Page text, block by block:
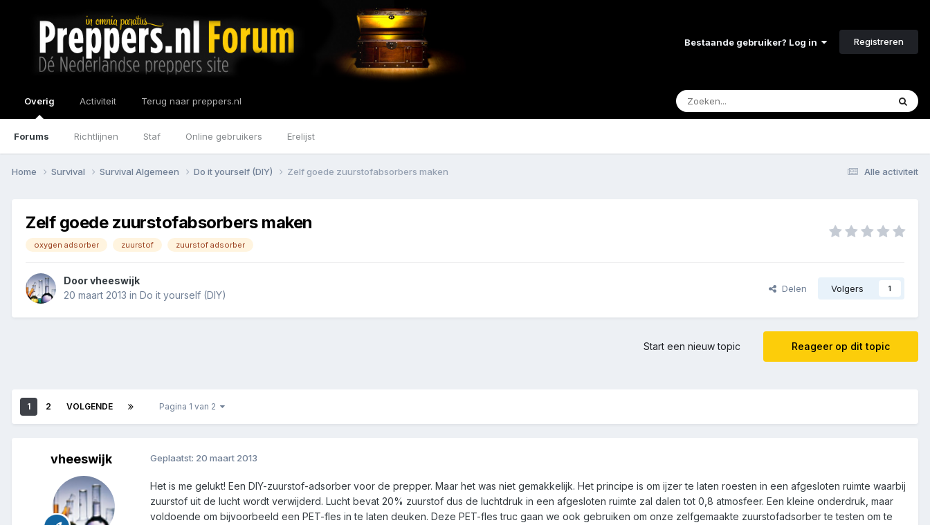
Bestaande gebruiker? Log in Registreren
Overig
Forums Richtlijnen Staf Online gebruikers Erelijst
Activiteit Terug naar preppers.nl
Alle activiteit
Home Survival Survival Algemeen Do it yourself (DIY) Zelf goede zuurstofabsorbers maken
Zelf goede zuurstofabsorbers maken
oxygen adsorber zuurstof zuurstof adsorber
Doorvheeswijk
20 maart 2013 in Do it yourself (DIY)
Delen Volgers 1
Reageer op dit topic
Start een nieuw topic
1 2 VOLGENDE Pagina 1 van 2
vheeswijk Geplaatst: 20 maart 2013
Het is me gelukt! Een DIY-zuurstof-adsorber voor de prepper. Maar het was niet gemakkelijk. Het principe is om ijzer te laten roesten in een afgesloten ruimte waarbij
zuurstof uit de lucht wordt verwijderd. Lucht bevat 20% zuurstof dus de luchtdruk in een afgesloten ruimte zal dalen tot 0,8 atmosfeer. Een kleine onderdruk, maar
voldoende om bijvoorbeeld een PET-fles in te laten deuken. Deze PET-fles truc gaan we ook gebruiken om onze zelfgemaakte zuurstofadsorber te testen om te